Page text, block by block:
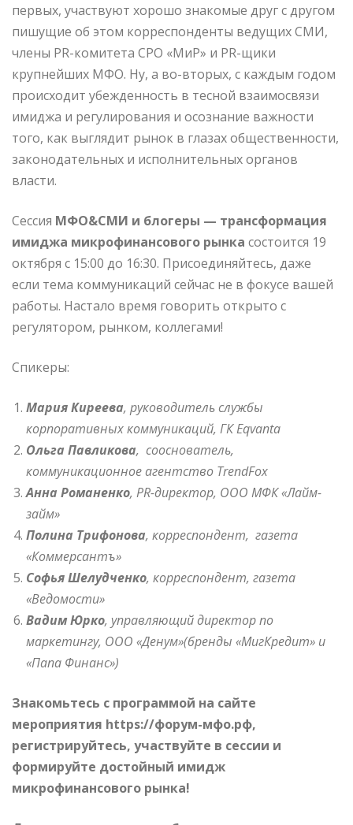
первых, участвуют хорошо знакомые друг с другом
пишущие об этом корреспонденты ведущих СМИ,
члены PR-комитета СРО «МиР» и PR-щики
крупнейших МФО. Ну, а во-вторых, с каждым годом
происходит убежденность в тесной взаимосвязи
имиджа и регулирования и осознание важности
того, как выглядит рынок в глазах общественности,
законодательных и исполнительных органов
власти.
Сессия МФО&СМИ и блогеры — трансформация
имиджа микрофинансового рынка состоится 19
октября с 15:00 до 16:30. Присоединяйтесь, даже
если тема коммуникаций сейчас не в фокусе вашей
работы. Настало время говорить открыто с
регулятором, рынком, коллегами!
Спикеры:
Мария Киреева, руководитель службы
корпоративных коммуникаций, ГК Eqvanta
Ольга Павликова, сооснователь,
коммуникационное агентство TrendFox
Анна Романенко, PR-директор, ООО МФК «Лайм-
займ»
Полина Трифонова, корреспондент, газета
«Коммерсантъ»
Софья Шелудченко, корреспондент, газета
«Ведомости»
Вадим Юрко, управляющий директор по
маркетингу, ООО «Денум»(бренды «МигКредит» и
«Папа Финанс»)
Знакомьтесь с программой на сайте
мероприятия https://форум-мфо.рф,
регистрируйтесь, участвуйте в сессии и
формируйте достойный имидж
микрофинансового рынка!